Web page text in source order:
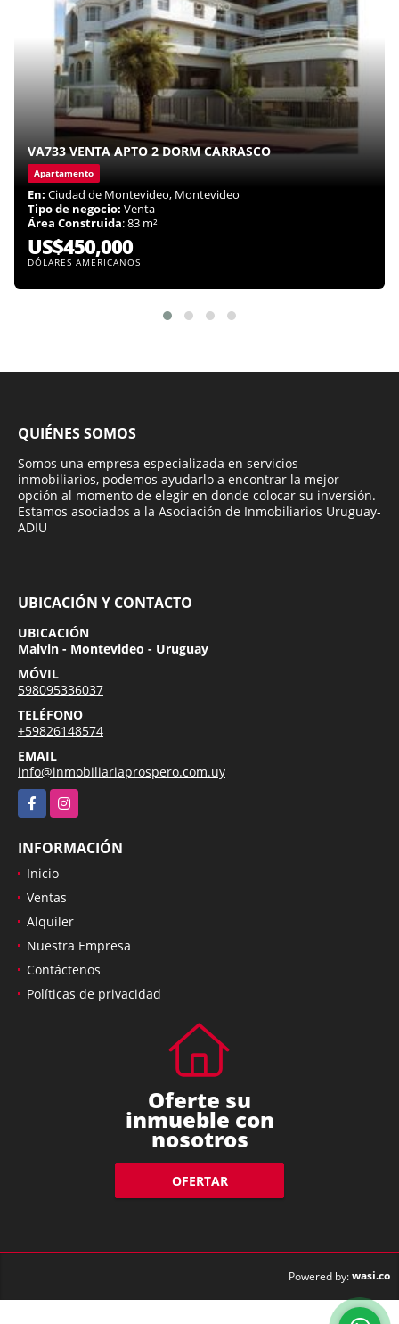
VA733 VENTA APTO 2 DORM CARRASCO
Apartamento
En: Ciudad de Montevideo, Montevideo
Tipo de negocio: Venta
Área Construida: 83 m²
US$450,000
DÓLARES AMERICANOS
QUIÉNES SOMOS
Somos una empresa especializada en servicios
inmobiliarios, podemos ayudarlo a encontrar la mejor
opción al momento de elegir en donde colocar su inversión.
Estamos asociados a la Asociación de Inmobiliarios Uruguay-
ADIU
UBICACIÓN Y CONTACTO
UBICACIÓN
Malvin - Montevideo - Uruguay
MÓVIL
598095336037
TELÉFONO
+59826148574
EMAIL
info@inmobiliariaprospero.com.uy
FacebookInstagram
INFORMACIÓN
Inicio
Ventas
Alquiler
Nuestra Empresa
Contáctenos
Políticas de privacidad
Oferte su
inmueble con
nosotros
OFERTAR
Powered by:wasi.co